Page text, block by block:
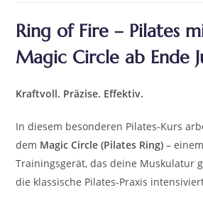
Ring of Fire – Pilates
Magic Circle ab Ende
Kraftvoll. Präzise. Effektiv.
In diesem besonderen Pilates-Kurs
dem Magic Circle (Pilates Ring) –
Trainingsgerät, das deine Muskulatur
die klassische Pilates-Praxis